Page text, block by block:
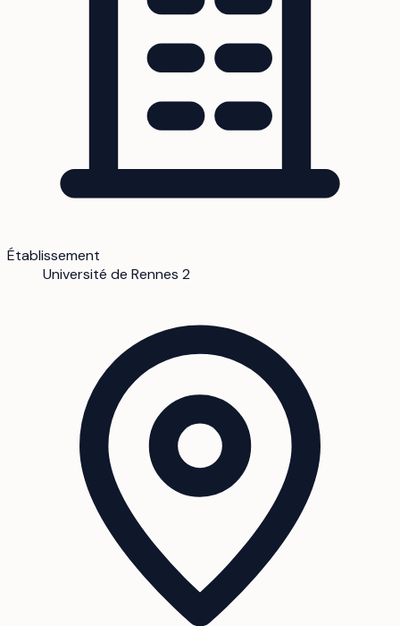
Établissement
Université de Rennes 2